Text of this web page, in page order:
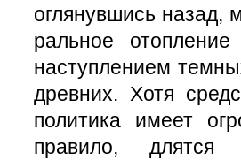
оглянувшись
ральное
наступлением
древних. Хотя
политика имеет
прави­ло,